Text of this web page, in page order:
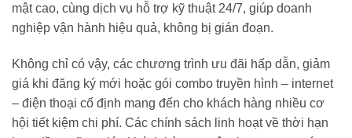
mật cao, cùng dịch vụ hỗ trợ kỹ thuật 24/7, giúp doanh
nghiệp vận hành hiệu quả, không bị gián đoạn.
Không chỉ có vậy, các chương trình ưu đãi hấp dẫn, giảm
giá khi đăng ký mới hoặc gói combo truyền hình – internet
– điện thoại cố định mang đến cho khách hàng nhiều cơ
hội tiết kiệm chi phí. Các chính sách linh hoạt về thời hạn